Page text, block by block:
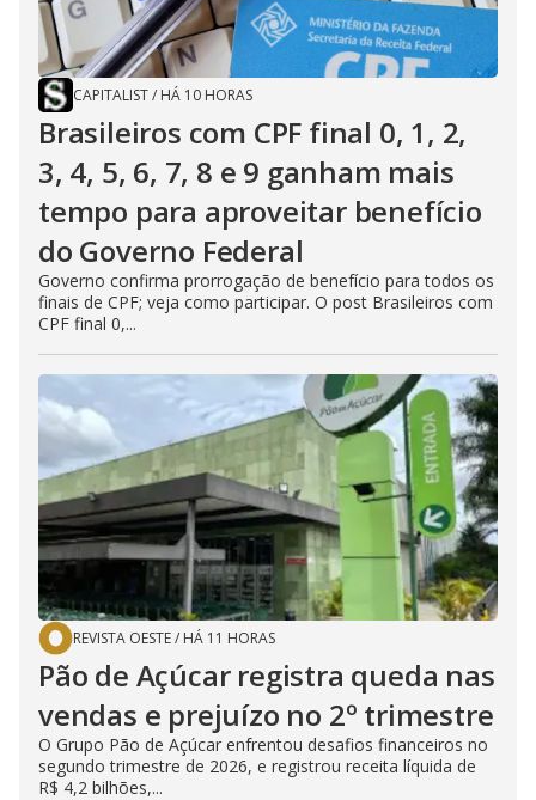
CAPITALIST/ HÁ 10 HORAS
Brasileiros com CPF final 0, 1, 2,
3, 4, 5, 6, 7, 8 e 9 ganham mais
tempo para aproveitar benefício
do Governo Federal
Governo confirma prorrogação de benefício para todos os
finais de CPF; veja como participar. O post Brasileiros com
CPF final 0,...
REVISTA OESTE/ HÁ 11 HORAS
Pão de Açúcar registra queda nas
vendas e prejuízo no 2º trimestre
O Grupo Pão de Açúcar enfrentou desafios financeiros no
segundo trimestre de 2026, e registrou receita líquida de
R$ 4,2 bilhões,...